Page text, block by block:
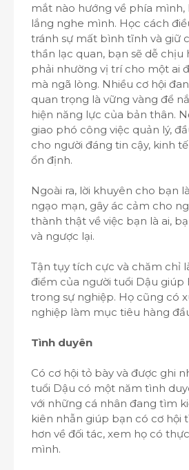
mắt nào hướng về phía mình,
lắng nghe mình. Học cách
tránh sự mất bình tĩnh và giữ
thần lạc quan, bạn sẽ dễ chịu
phải nhường vị trí cho một ai
mà ngã lòng. Nhiều cơ hội
quan trọng là vững vàng để
hiện năng lực của bản thân.
giao phó công việc quản lý,
cho người đáng tin cậy, kinh
ổn định.
Ngoài ra, lời khuyên cho bạn
ngạo mạn, gây ác cảm cho
thành thật về việc bạn là ai,
và ngược lại.
Tận tụy tích cực và chăm chỉ
điểm của người tuổi Dậu giúp
trong sự nghiệp. Họ cũng có
nghiệp làm mục tiêu hàng
Tình duyên
Có cơ hội tỏ bày và được ghi
tuổi Dậu có một năm tình
với những cá nhân đang tìm
kiên nhẫn giúp bạn có cơ hội
hơn về đối tác, xem họ có
mình.